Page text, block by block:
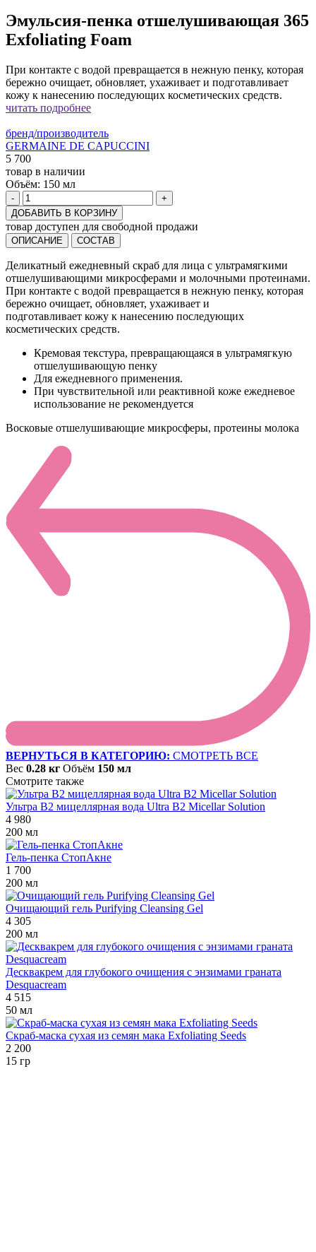
Эмульсия-пенка отшелушивающая 365
Exfoliating Foam
При контакте с водой превращается в нежную пенку, которая
бережно очищает, обновляет, ухаживает и подготавливает
кожу к нанесению последующих косметических средств.
читать подробнее
бренд/производитель
GERMAINE DE CAPUCCINI
5 700
товар в наличии
Объём: 150 мл
-
+
ДОБАВИТЬ В КОРЗИНУ
товар доступен для свободной продажи
ОПИСАНИЕ СОСТАВ
Деликатный ежедневный скраб для лица с ультрамягкими
отшелушивающими микросферами и молочными протеинами.
При контакте с водой превращается в нежную пенку, которая
бережно очищает, обновляет, ухаживает и
подготавливает кожу к нанесению последующих
косметических средств.
Кремовая текстура, превращающаяся в ультрамягкую
отшелушивающую пенку
Для ежедневного применения.
При чувствительной или реактивной коже ежедневое
использование не рекомендуется
Восковые отшелушивающие микросферы, протеины молока
ВЕРНУТЬСЯ В КАТЕГОРИЮ: СМОТРЕТЬ ВСЕ
Вес 0.28 кг Объём 150 мл
Смотрите также
Ультра В2 мицеллярная вода Ultra B2 Micellar Solution
4 980
200 мл
Гель-пенка СтопАкне
1 700
200 мл
Очищающий гель Purifying Cleansing Gel
4 305
200 мл
Десквакрем для глубокого очищения с энзимами граната
Desquacream
4 515
50 мл
Скраб-маска сухая из семян мака Exfoliating Seeds
2 200
15 гр